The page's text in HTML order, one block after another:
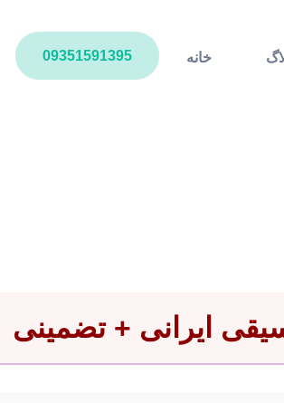
خانه 09351591395
ایرانی + تضمینی